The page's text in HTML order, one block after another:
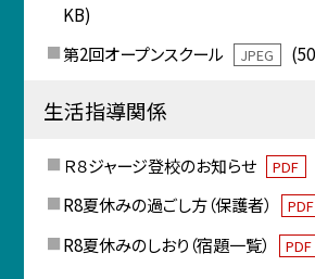
KB)
第2回オープンスクール
JPEG
生活指導関係
Ｒ８ジャージ登校のお知らせ PDF
R8夏休みの過ごし方（保護者）
PDF
R8夏休みのしおり（宿題一覧）
PDF